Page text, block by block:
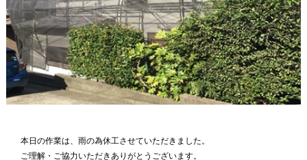
本日の作業は、雨の為休工させていただきました。
ご理解・ご協力いただきありがとうございます。